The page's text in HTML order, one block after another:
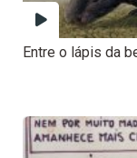
Entre o lápis da